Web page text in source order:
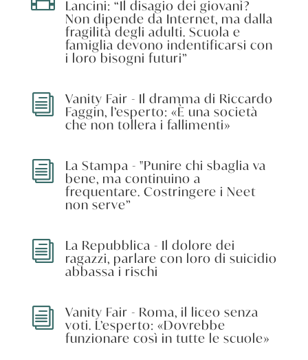
Lancini: “Il disagio dei giovani?
Non dipende da Internet, ma dalla
fragilità degli adulti. Scuola e
famiglia devono indentificarsi con
i loro bisogni futuri”
i Vanity Fair - Il dramma di Riccardo
Faggin, l’esperto: «È una società
che non tollera i fallimenti»
i La Stampa - "Punire chi sbaglia va
bene, ma continuino a
frequentare. Costringere i Neet
non serve”
i La Repubblica - Il dolore dei
ragazzi, parlare con loro di suicidio
abbassa i rischi
i Vanity Fair - Roma, il liceo senza
voti. L’esperto: «Dovrebbe
funzionare così in tutte le scuole»